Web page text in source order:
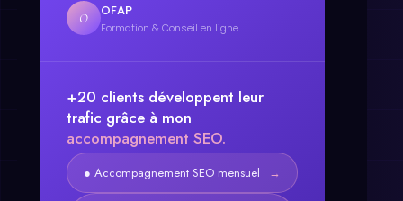
O OFAP
Formation & Conseil en ligne
+20 clients développent leur
trafic grâce à mon
accompagnement SEO.
● Accompagnement SEO mensuel →